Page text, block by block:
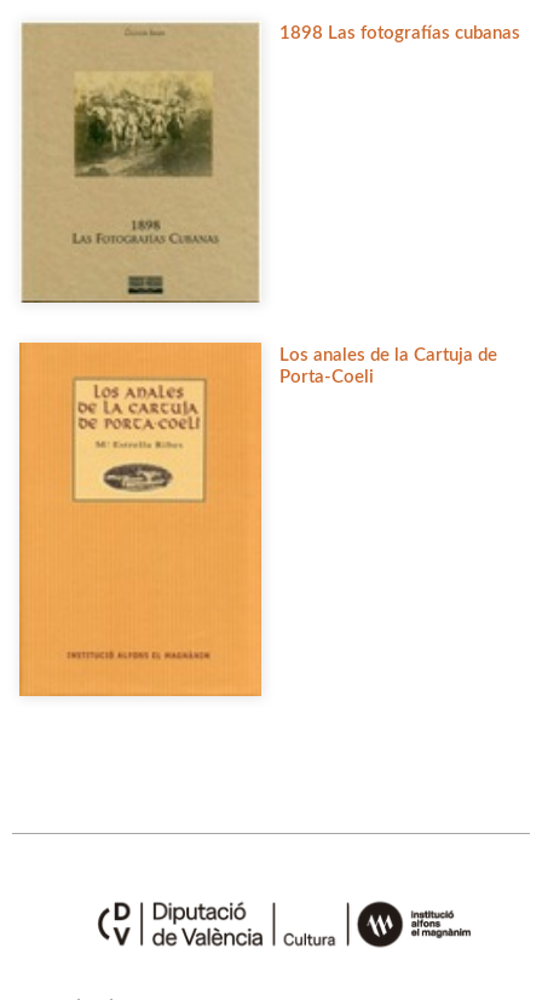
1898 Las fotografías cubanas
Los anales de la Cartuja de
Porta-Coeli